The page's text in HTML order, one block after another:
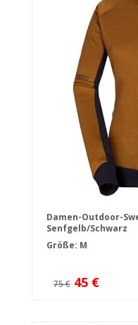
Damen-Outdoor-
Senfgelb/Schwarz
Größe: M
75 € 45 €